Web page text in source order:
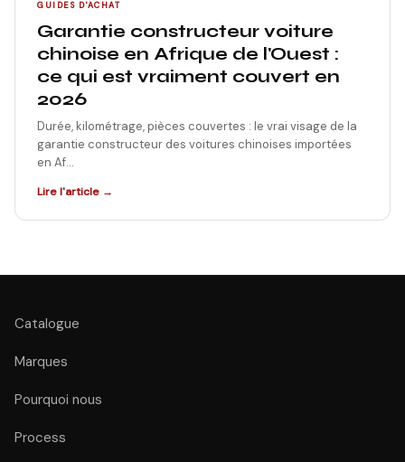
GUIDES D'ACHAT
Garantie constructeur voiture
chinoise en Afrique de l'Ouest :
ce qui est vraiment couvert en
2026
Durée, kilométrage, pièces couvertes : le vrai visage de la
garantie constructeur des voitures chinoises importées
en Af…
Lire l'article →
Catalogue
Marques
Pourquoi nous
Process